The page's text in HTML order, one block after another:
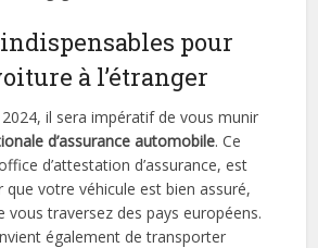
pour
à l’étranger
il sera impératif de vous munir
d’assurance automobile. Ce
d’attestation d’assurance, est
votre véhicule est bien assuré,
traversez des pays européens.
également de transporter